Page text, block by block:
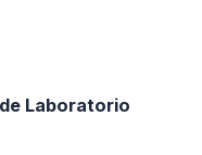
Laboratorio